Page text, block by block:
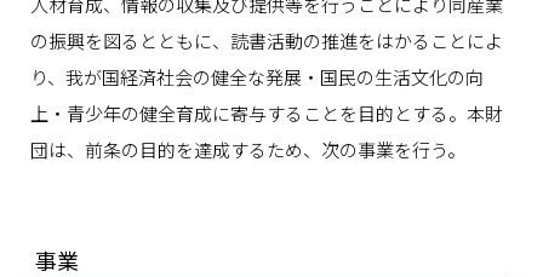
の振興を図るとともに、読書活動の推進をはかることによ
り、我が国経済社会の健全な発展・国民の生活文化の向
上・青少年の健全育成に寄与することを目的とする。本財
団は、前条の目的を達成するため、次の事業を行う。
事業